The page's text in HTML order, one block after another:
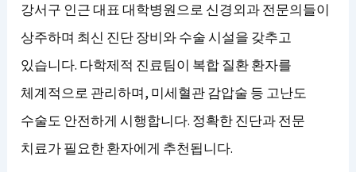
강서구 인근 대표 대학병원으로 신경외과 전문의들이
상주하며 최신 진단 장비와 수술 시설을 갖추고
있습니다. 다학제적 진료팀이 복합 질환 환자를
체계적으로 관리하며, 미세혈관 감압술 등 고난도
수술도 안전하게 시행합니다. 정확한 진단과 전문
치료가 필요한 환자에게 추천됩니다.